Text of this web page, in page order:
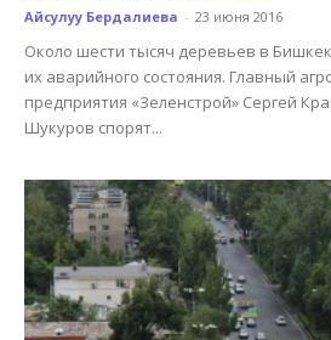
Айсулуу Бердалиева - 23 июня 2016
Около шести тысяч деревьев в
их аварийного состояния. Главный
предприятия «Зеленстрой» Сергей
Шукуров спорят...